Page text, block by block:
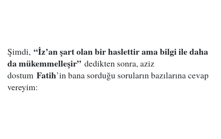
Şimdi, “İz’an şart olan bir haslettir ama bilgi ile daha
da mükemmelleşir” dedikten sonra, aziz
dostum Fatih’in bana sorduğu soruların bazılarına cevap
vereyim: